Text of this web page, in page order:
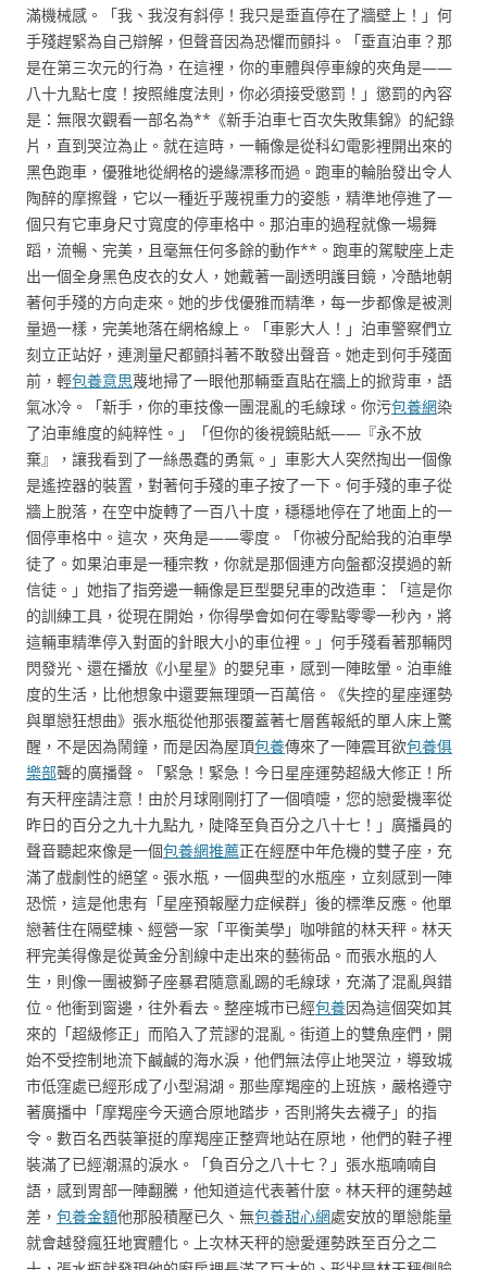
滿機械感。「我、我沒有斜停！我只是垂直停在了牆壁上！」何
手殘趕緊為自己辯解，但聲音因為恐懼而顫抖。「垂直泊車？那
是在第三次元的行為，在這裡，你的車體與停車線的夾角是——
八十九點七度！按照維度法則，你必須接受懲罰！」懲罰的內容
是：無限次觀看一部名為**《新手泊車七百次失敗集錦》的紀錄
片，直到哭泣為止。就在這時，一輛像是從科幻電影裡開出來的
黑色跑車，優雅地從網格的邊緣漂移而過。跑車的輪胎發出令人
陶醉的摩擦聲，它以一種近乎蔑視重力的姿態，精準地停進了一
個只有它車身尺寸寬度的停車格中。那泊車的過程就像一場舞
蹈，流暢、完美，且毫無任何多餘的動作**。跑車的駕駛座上走
出一個全身黑色皮衣的女人，她戴著一副透明護目鏡，冷酷地朝
著何手殘的方向走來。她的步伐優雅而精準，每一步都像是被測
量過一樣，完美地落在網格線上。「車影大人！」泊車警察們立
刻立正站好，連測量尺都顫抖著不敢發出聲音。她走到何手殘面
前，輕包養意思蔑地掃了一眼他那輛垂直貼在牆上的掀背車，語
氣冰冷。「新手，你的車技像一團混亂的毛線球。你污包養網染
了泊車維度的純粹性。」「但你的後視鏡貼紙——『永不放
棄』，讓我看到了一絲愚蠢的勇氣。」車影大人突然掏出一個像
是遙控器的裝置，對著何手殘的車子按了一下。何手殘的車子從
牆上脫落，在空中旋轉了一百八十度，穩穩地停在了地面上的一
個停車格中。這次，夾角是——零度。「你被分配給我的泊車學
徒了。如果泊車是一種宗教，你就是那個連方向盤都沒摸過的新
信徒。」她指了指旁邊一輛像是巨型嬰兒車的改造車：「這是你
的訓練工具，從現在開始，你得學會如何在零點零零一秒內，將
這輛車精準停入對面的針眼大小的車位裡。」何手殘看著那輛閃
閃發光、還在播放《小星星》的嬰兒車，感到一陣眩暈。泊車維
度的生活，比他想象中還要無理頭一百萬倍。《失控的星座運勢
與單戀狂想曲》張水瓶從他那張覆蓋著七層舊報紙的單人床上驚
醒，不是因為鬧鐘，而是因為屋頂包養傳來了一陣震耳欲包養俱
樂部聾的廣播聲。「緊急！緊急！今日星座運勢超級大修正！所
有天秤座請注意！由於月球剛剛打了一個噴嚏，您的戀愛機率從
昨日的百分之九十九點九，陡降至負百分之八十七！」廣播員的
聲音聽起來像是一個包養網推薦正在經歷中年危機的雙子座，充
滿了戲劇性的絕望。張水瓶，一個典型的水瓶座，立刻感到一陣
恐慌，這是他患有「星座預報壓力症候群」後的標準反應。他單
戀著住在隔壁棟、經營一家「平衡美學」咖啡館的林天秤。林天
秤完美得像是從黃金分割線中走出來的藝術品。而張水瓶的人
生，則像一團被獅子座暴君隨意亂踢的毛線球，充滿了混亂與錯
位。他衝到窗邊，往外看去。整座城市已經包養因為這個突如其
來的「超級修正」而陷入了荒謬的混亂。街道上的雙魚座們，開
始不受控制地流下鹹鹹的海水淚，他們無法停止地哭泣，導致城
市低窪處已經形成了小型潟湖。那些摩羯座的上班族，嚴格遵守
著廣播中「摩羯座今天適合原地踏步，否則將失去襪子」的指
令。數百名西裝筆挺的摩羯座正整齊地站在原地，他們的鞋子裡
裝滿了已經潮濕的淚水。「負百分之八十七？」張水瓶喃喃自
語，感到胃部一陣翻騰，他知道這代表著什麼。林天秤的運勢越
差， 包養金額他那股積壓已久、無包養甜心網處安放的單戀能量
就會越發瘋狂地實體化。上次林天秤的戀愛運勢跌至百分之二